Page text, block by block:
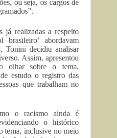
ou seja, os cargos de
já realizadas a respeito
abordavam
Tonini decidiu analisar
Assim, apresentou
olhar sobre o tema,
estudo o registro das
que trabalham no
o racismo ainda é
o histórico
tema, inclusive no meio